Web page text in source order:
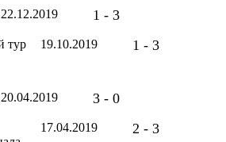
22.12.2019 1 - 3
тур 19.10.2019 1 - 3
20.04.2019 3 - 0
17.04.2019 2 - 3